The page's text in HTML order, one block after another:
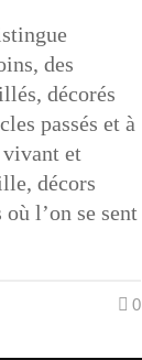
des
décorés
passés et à
et
décors
l’on se sent
0